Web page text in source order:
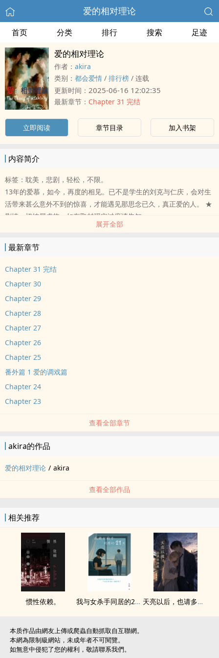
爱的相对理论
首页 分类 排行 搜索 足迹
爱的相对理论
作者： akira
类别： 都会爱情 / 排行榜 / 连载
更新时间： 2025-06-16 12:02:35
最新章节： Chapter 31 完结
立即阅读 章节目录 加入书架
内容简介
标签：耽美，悲剧，轻松，不限。
13年的爱慕，如今，再度的相见。已不是学生的刘克与仁庆，会对生
活带来甚么意外不到的惊喜，才能遇见那思念已久，真正爱的人。 ★
剧情一切纯属虚构，如有取材现实过度请告知
展开全部
最新章节
Chapter 31 完结
Chapter 30
Chapter 29
Chapter 28
Chapter 27
Chapter 26
Chapter 25
番外篇 1 爱的调戏篇
Chapter 24
Chapter 23
查看全部章节
akira的作品
爱的相对理论 / akira
查看全部作品
相关推荐
惯性依赖。 我与女杀手同居的21天 天亮以后，也请多指教
本质作品由網友上傳或爬蟲自動抓取自互聯網。
本網為限制級網站，未成年者不可閱覽。
如無意中侵犯了您的權利，敬請聯系我們。